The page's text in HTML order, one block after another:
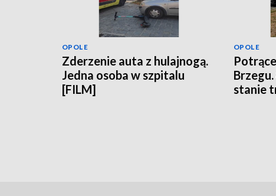
OPOLE
Zderzenie auta z hulajnogą.
Jedna osoba w szpitalu
[FILM]
OPOLE
stanie